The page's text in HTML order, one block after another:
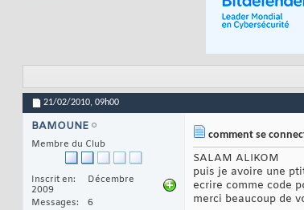
21/02/2010, 09h00
BAMOUNE
Membre du Club
Inscrit en
Décembre
2009
Messages
6
comment se
SALAM ALIKOM
puis je avoire une
ecrire comme code
merci beaucoup de